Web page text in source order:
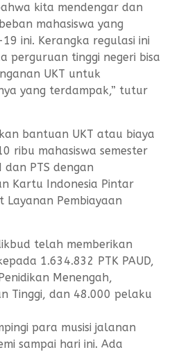
kita mendengar dan
mahasiswa yang
ini. Kerangka regulasi ini
perguruan tinggi negeri bisa
UKT untuk
yang terdampak,” tutur
bantuan UKT atau biaya
ribu mahasiswa semester
PTS dengan
Kartu Indonesia Pintar
Layanan Pembiayaan
telah memberikan
1.634.832 PTK PAUD,
Menengah,
Tinggi, dan 48.000 pelaku
para musisi jalanan
sampai hari ini. Ada